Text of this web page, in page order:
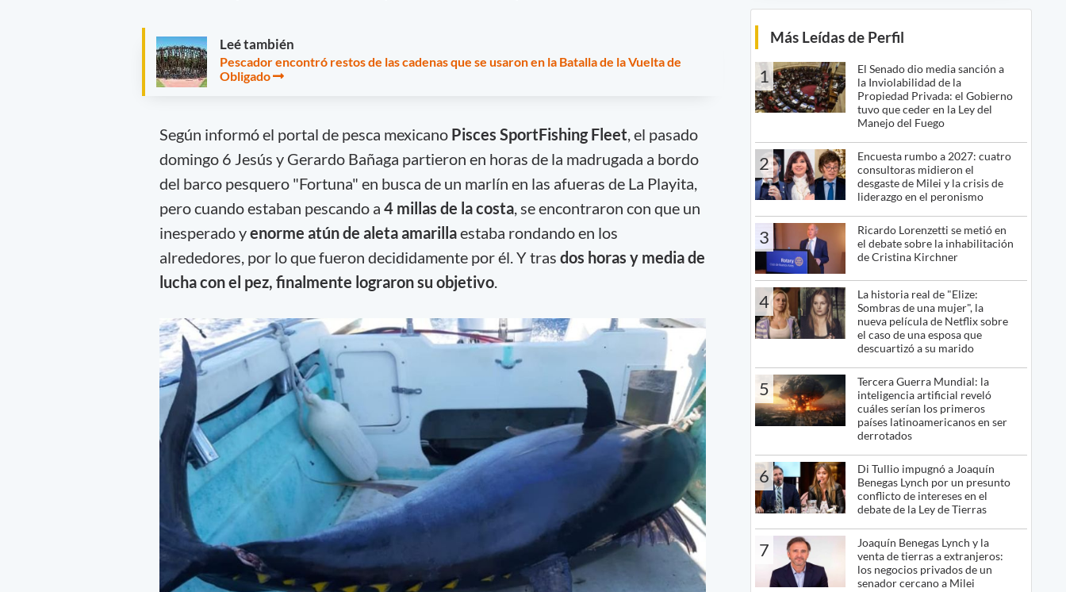
Leé también
Pescador encontró restos de las cadenas que se usaron en la Batalla de la Vuelta de
Obligado
Según informó el portal de pesca mexicano Pisces SportFishing Fleet , el pasado
domingo 6 Jesús y Gerardo Bañaga partieron en horas de la madrugada a bordo
del barco pesquero "Fortuna" en busca de un marlín en las afueras de La Playita,
pero cuando estaban pescando a 4 millas de la costa, se encontraron con que un
inesperado yenorme atún de aleta amarillaestaba rondando en los
alrededores, por lo que fueron decididamente por él. Y tras dos horas y media de
lucha con el pez, finalmente lograron su objetivo.
Más Leídas de Perfil
1
El Senado dio media sanción a
la Inviolabilidad de la
Propiedad Privada: el Gobierno
tuvo que ceder en la Ley del
Manejo del Fuego
2
Encuesta rumbo a 2027: cuatro
consultoras midieron el
desgaste de Milei y la crisis de
liderazgo en el peronismo
3
Ricardo Lorenzetti se metió en
el debate sobre la inhabilitación
de Cristina Kirchner
4
La historia real de "Elize:
Sombras de una mujer", la
nueva película de Netflix sobre
el caso de una esposa que
descuartizó a su marido
5
Tercera Guerra Mundial: la
inteligencia artificial reveló
cuáles serían los primeros
países latinoamericanos en ser
derrotados
6
Di Tullio impugnó a Joaquín
Benegas Lynch por un presunto
conflicto de intereses en el
debate de la Ley de Tierras
7
Joaquín Benegas Lynch y la
venta de tierras a extranjeros:
los negocios privados de un
senador cercano a Milei